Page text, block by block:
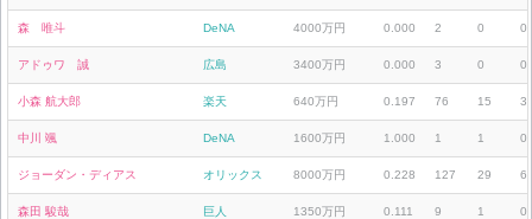
森 唯斗 DeNA 4000万円 0.000 2 0 0
アドゥワ 誠 広島 3400万円 0.000 3 0 0
小森 航大郎 楽天 640万円 0.197 76 15 3
中川 颯 DeNA 1600万円 1.000 1 1 0
ジョーダン・ディアス オリックス 8000万円 0.228 127 29 6
森田 駿哉 巨人 1350万円 0.111 9 1 0